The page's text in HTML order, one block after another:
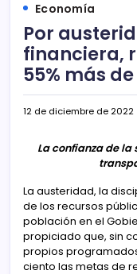
Economía
Por
financiera,
55% más
12 de diciembre de 2022
La confianza de la
La austeridad, la
de los recursos
población en el
propiciado que, sin
propios
ciento las metas de